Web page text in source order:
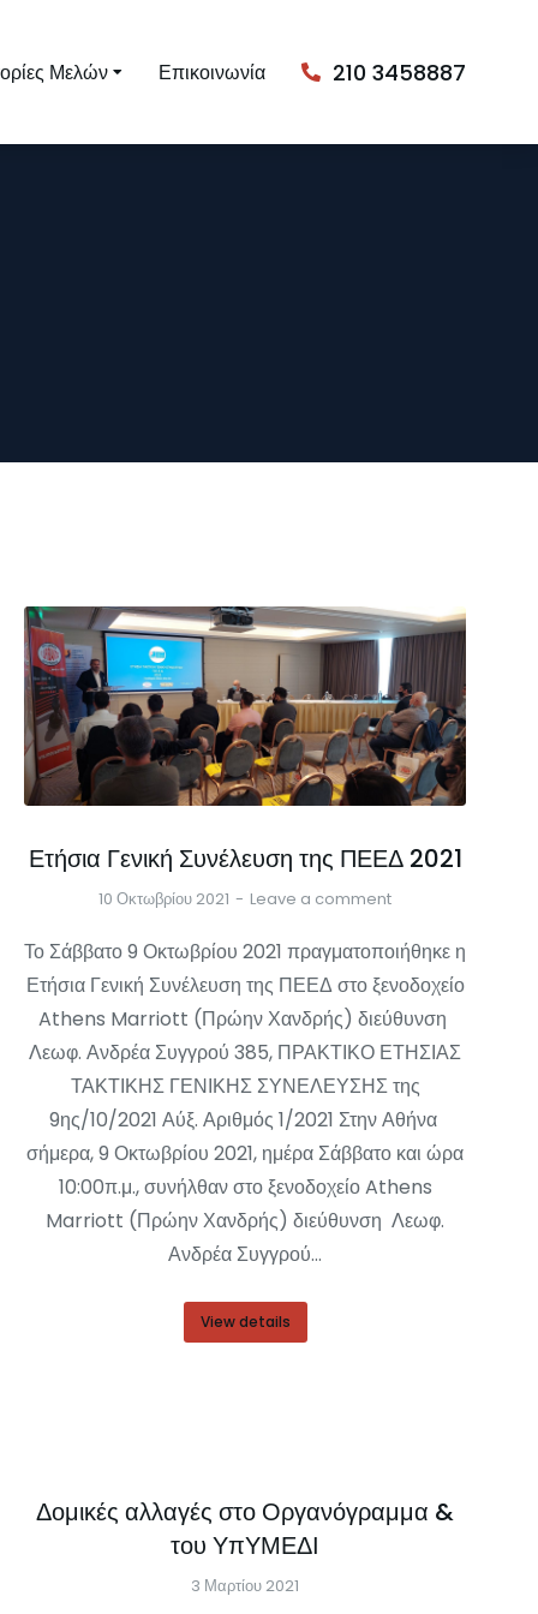
Μελών Επικοινωνία 210 3458887
Ετήσια Γενική Συνέλευση της ΠΕΕΔ 2021
10 Οκτωβρίου 2021 Leave a comment
Το Σάββατο 9 Οκτωβρίου 2021 πραγματοποιήθηκε η
Ετήσια Γενική Συνέλευση της ΠΕΕΔ στο ξενοδοχείο
Athens Marriott (Πρώην Χανδρής) διεύθυνση
Λεωφ. Ανδρέα Συγγρού 385, ΠΡΑΚΤΙΚΟ ΕΤΗΣΙΑΣ
ΤΑΚΤΙΚΗΣ ΓΕΝΙΚΗΣ ΣΥΝΕΛΕΥΣΗΣ της
9ης/10/2021 Αύξ. Αριθμός 1/2021 Στην Αθήνα
σήμερα, 9 Οκτωβρίου 2021, ημέρα Σάββατο και ώρα
10:00π.μ., συνήλθαν στο ξενοδοχείο Athens
Marriott (Πρώην Χανδρής) διεύθυνση Λεωφ.
Ανδρέα Συγγρού…
View details
Δομικές αλλαγές στο Οργανόγραμμα &
του ΥπΥΜΕΔΙ
3 Μαρτίου 2021